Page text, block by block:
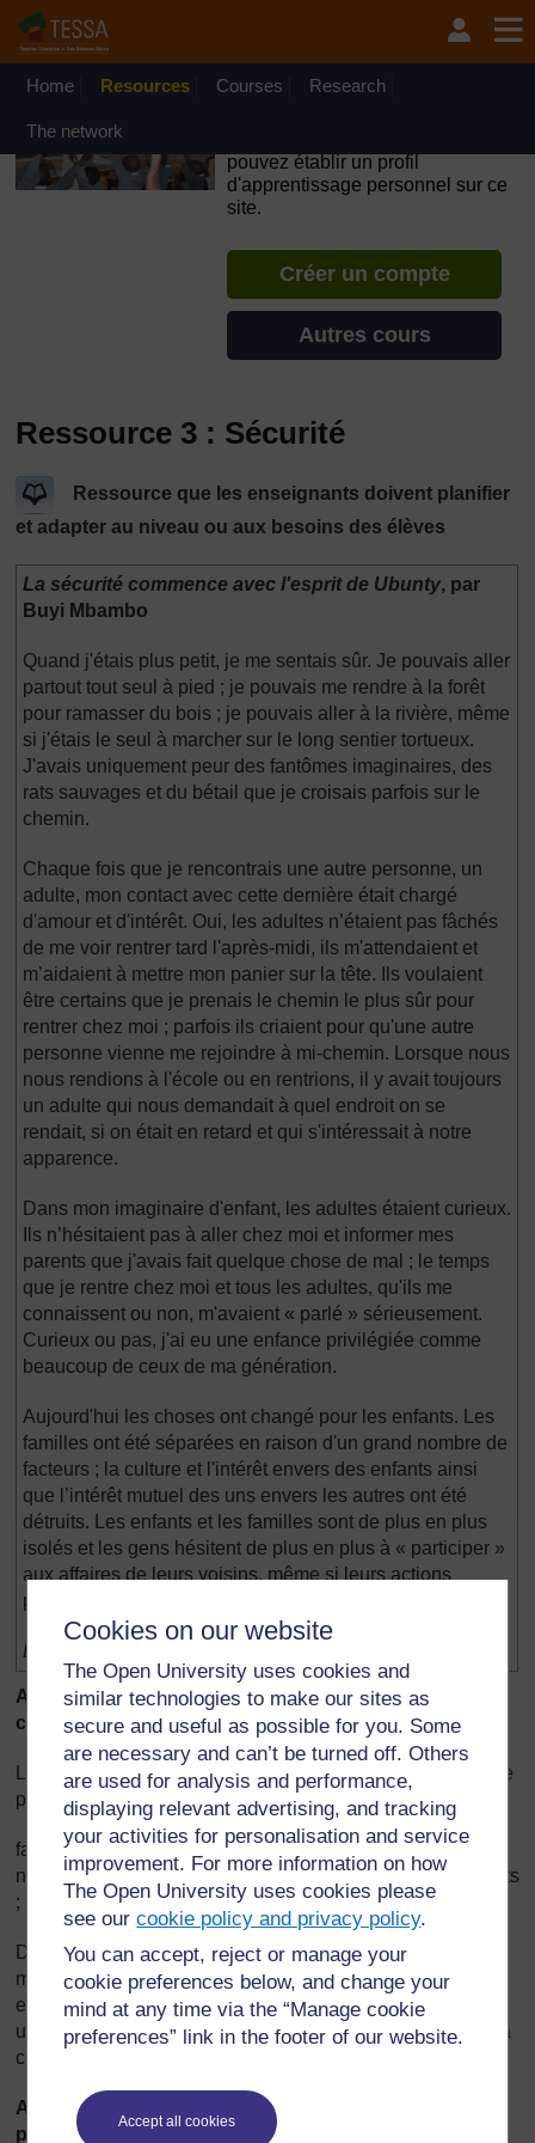
Cookies on our website
The Open University uses cookies and
similar technologies to make our sites as
secure and useful as possible for you. Some
are necessary and can’t be turned off. Others
are used for analysis and performance,
displaying relevant advertising, and tracking
your activities for personalisation and service
improvement. For more information on how
The Open University uses cookies please
see ourcookie policy and privacy policy.
You can accept, reject or manage your
cookie preferences below, and change your
mind at any time via the “Manage cookie
preferences” link in the footer of our website.
Accept all cookies
Passer au contenu principal
OpenLearn Create will be unavailable on Wednesday 12
August 2026 from 8am to 10.30am (GMT) due to routine
Home Resources Courses Research
The network
pouvez établir un profil
d'apprentissage personnel sur ce
site.
Créer un compte
Autres cours
Ressource 3 : Sécurité
Ressource que les enseignants doivent planifier
et adapter au niveau ou aux besoins des élèves
La sécurité commence avec l'esprit de Ubunty, par
Buyi Mbambo
Quand j'étais plus petit, je me sentais sûr. Je pouvais aller
partout tout seul à pied ; je pouvais me rendre à la forêt
pour ramasser du bois ; je pouvais aller à la rivière, même
si j'étais le seul à marcher sur le long sentier tortueux.
J'avais uniquement peur des fantômes imaginaires, des
rats sauvages et du bétail que je croisais parfois sur le
chemin.
Chaque fois que je rencontrais une autre personne, un
adulte, mon contact avec cette dernière était chargé
d'amour et d'intérêt. Oui, les adultes n’étaient pas fâchés
de me voir rentrer tard l'après-midi, ils m'attendaient et
m’aidaient à mettre mon panier sur la tête. Ils voulaient
être certains que je prenais le chemin le plus sûr pour
rentrer chez moi ; parfois ils criaient pour qu'une autre
personne vienne me rejoindre à mi-chemin. Lorsque nous
nous rendions à l'école ou en rentrions, il y avait toujours
un adulte qui nous demandait à quel endroit on se
rendait, si on était en retard et qui s'intéressait à notre
apparence.
Dans mon imaginaire d'enfant, les adultes étaient curieux.
Ils n’hésitaient pas à aller chez moi et informer mes
parents que j'avais fait quelque chose de mal ; le temps
que je rentre chez moi et tous les adultes, qu'ils me
connaissent ou non, m'avaient « parlé » sérieusement.
Curieux ou pas, j'ai eu une enfance privilégiée comme
beaucoup de ceux de ma génération.
Aujourd'hui les choses ont changé pour les enfants. Les
familles ont été séparées en raison d'un grand nombre de
facteurs ; la culture et l'intérêt envers des enfants ainsi
que l’intérêt mutuel des uns envers les autres ont été
détruits. Les enfants et les familles sont de plus en plus
isolés et les gens hésitent de plus en plus à « participer »
aux affaires de leurs voisins, même si leurs actions
peuvent vous sauver la vie.
Extrait de: Children First
Accroître le vocabulaire et la compréhension de
concepts
Les mots et les phrases que vous pouvez analyser dans ce
passage sont:
fantômes imaginaires ; itinéraire ; curieux ; fouineur ;
n'hésitaient pas ; une enfance privilégiée ; culture et intérêts
; isolés ; hésitent de plus en plus ; à « participer ».
Déterminez s'il y a des enfants qui peuvent expliquer ces
mots et ces phrases. Essayez de les expliquer en français
en utilisant des exemples. Mais n'hésitez pas également à
utiliser des équivalents en langue locale afin de les aider à
comprendre.
Améliorer la compréhension de l'usage de la
ponctuation